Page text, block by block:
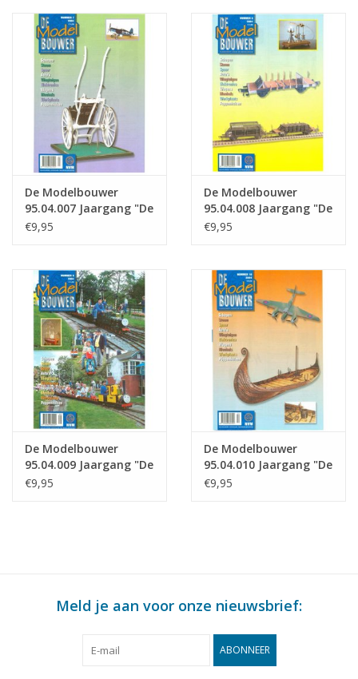
De Modelbouwer
95.04.007 Jaargang "De
Modelbouwer" Editie :
€9,95
De Modelbouwer
95.04.008 Jaargang "De
Modelbouwer" Editie :
€9,95
De Modelbouwer
95.04.009 Jaargang "De
Modelbouwer" Editie :
€9,95
De Modelbouwer
95.04.010 Jaargang "De
Modelbouwer" Editie :
€9,95
Meld je aan voor onze nieuwsbrief:
ABONNEER